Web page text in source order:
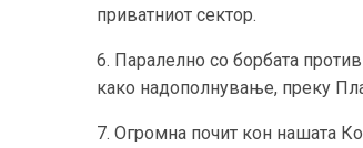
приватниот сектор.
6. Паралелно со борбата
како надополнување, преку
7. Огромна почит кон нашата